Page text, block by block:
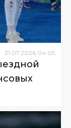
31.07.2026 04:05